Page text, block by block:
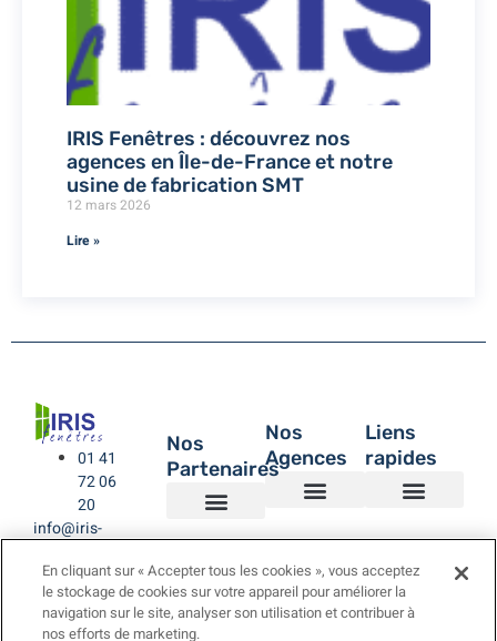
IRIS Fenêtres : découvrez nos
agences en Île-de-France et notre
usine de fabrication SMT
12 mars 2026
Lire »
01 41
72 06
20
info@iris-
Nos
Partenaires
Nos
Agences
Liens
rapides
En cliquant sur « Accepter tous les cookies », vous acceptez
le stockage de cookies sur votre appareil pour améliorer la
navigation sur le site, analyser son utilisation et contribuer à
nos efforts de marketing.